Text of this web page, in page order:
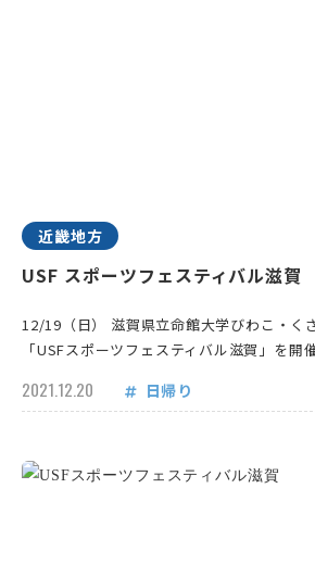
近畿地方
USF スポーツフェスティバル滋賀
12/19（日） 滋賀県立命館大学びわこ・く
「USFスポーツフェスティバル滋賀」を開
2021.12.20 日帰り